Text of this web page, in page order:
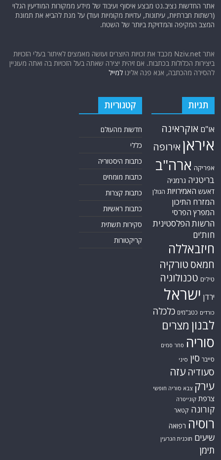
אתר החדשות נציב.נט מבצע איסוף ועיבוד של מידע ממקורות המודיעין הגלוי
(רשתות חברתיות, עיתונות, עדויות מקומיות ועוד) על מנת להביא את תמונת
המצב המקיפה והמדויקת ביותר של השטח.
אתר Nziv.net מכבד את זכויות היוצרים ועושה מאמצים לאיתור בעלי הזכויות
ביצירות הכלולות בכתבות. אם זיהית יצירה שאתה בעל הזכויות בה ואתה מעוניין
להסירה מהכתבה, אנא פנה אלינולמייל
תגיות
או"ם אוקראינה
איראן אירופה
אפריקה ארה"ב
בריטניה גרמניה
דאעש האמירויות הגולן
המזרח התיכון
המפרץ הפרסי
הרשות הפלסטינית
חות'ים
חיזבאללה
חמאס טורקיה
טילים טכנולוגיה
ירדן ישראל
כורדים כטב"מים כלכלה
לבנון מצרים
סוריה סחר סמים
סייבר סין סיני
סעודיה עזה
עירק צבא סוריה חופשי
צרפת קונייטרה
קורונה קטאר
רוסיה רפואה
שיעים תוכנית הגרעין
תימן
קטגוריות
חדשות מהעולם
כללי
כתבות היסטוריה
כתבות מומחים
כתבות קצרות
כתבות ראשיות
סקירות תשתית
קריקטורות